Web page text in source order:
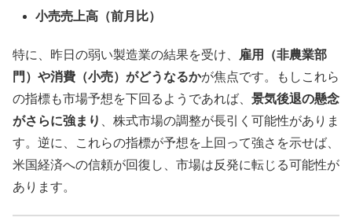
小売売上高（前月比）
特に、昨日の弱い製造業の結果を受け、
雇用（非農業部
門）や消費（小売）がどうなるかが焦点です。もしこれら
の指標も市場予想を下回るようであれば、 景気後退の懸念
がさらに強まり
、株式市場の調整が長引く可能性がありま
す。逆に、これらの指標が予想を上回って強さを示せば、
米国経済への信頼が回復し、市場は反発に転じる可能性が
あります。